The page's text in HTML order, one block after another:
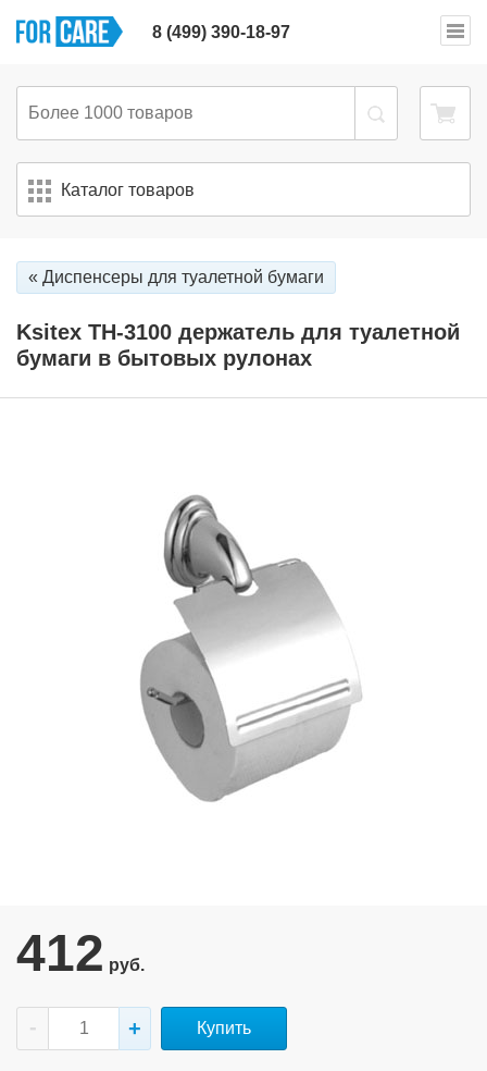
8 (499) 390-18-97
Каталог товаров
« Диспенсеры для туалетной бумаги
Ksitex TH-3100 держатель для туалетной
бумаги в бытовых рулонах
412 руб.
Купить